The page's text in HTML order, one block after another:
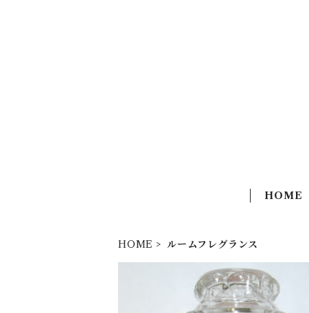
HOME
HOME ルームフレグランス